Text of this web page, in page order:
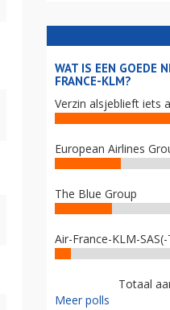
WAT IS EEN GOEDE
FRANCE-KLM?
Verzin alsjeblieft iets
European Airlines
The Blue Group
Air-France-KLM-
Totaal
Meer polls